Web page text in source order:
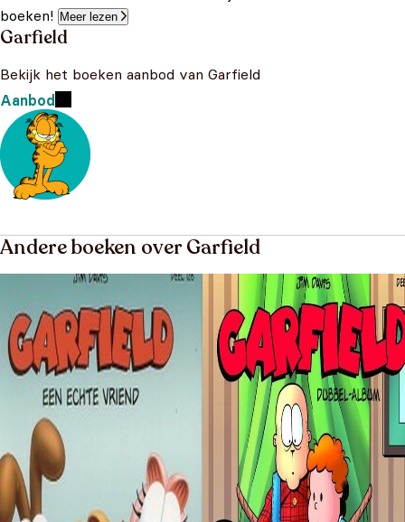
boeken!
Meer lezen
Garfield
Bekijk het boeken aanbod van Garfield
Aanbod
Andere boeken over Garfield